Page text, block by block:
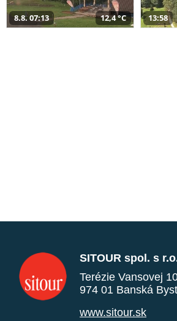
8.8. 07:13 12,4 °C 13:58
SITOUR spol. s
Terézie Vansovej
974 01 Banská
www.sitour.sk